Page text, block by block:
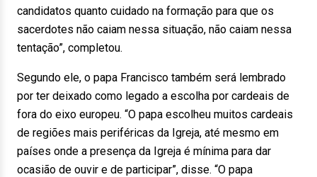
candidatos quanto cuidado na formação para que os
sacerdotes não caiam nessa situação, não caiam nessa
tentação”, completou.
Segundo ele, o papa Francisco também será lembrado
por ter deixado como legado a escolha por cardeais de
fora do eixo europeu. “O papa escolheu muitos cardeais
de regiões mais periféricas da Igreja, até mesmo em
países onde a presença da Igreja é mínima para dar
ocasião de ouvir e de participar”, disse. “O papa